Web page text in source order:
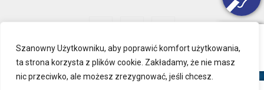
Szanowny Użytkowniku, aby poprawić komfort użytkowania,
ta strona korzysta z plików cookie. Zakładamy, że nie masz
nic przeciwko, ale możesz zrezygnować, jeśli chcesz.
Ochrona danych osobowych
Inspektor Danych Osobowych
Polityka Prywatności
Deklaracja dostępności